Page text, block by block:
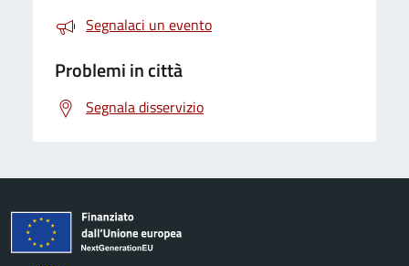
Segnalaci un evento
Problemi in città
Segnala disservizio